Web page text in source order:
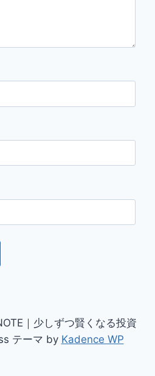
｜少しずつ賢くなる投資
テーマ by Kadence WP